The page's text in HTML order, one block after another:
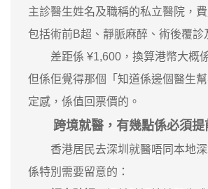
主診醫生姓名及職稱的私立醫院，費
包括術前B超、靜脈麻醉、術後覆診
差距係 ¥1,600，換算港幣大概係
但係佢覺得那個「知道係邊個醫生
定感，係值回票價的。
跨境就醫，有幾點係必須提
香港居民去深圳就醫唔同本地深
係特別需要留意的：